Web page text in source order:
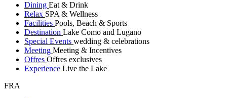
Dining Eat & Drink
Relax SPA & Wellness
Facilities Pools, Beach & Sports
Destination Lake Como and Lugano
Special Events wedding & celebrations
Meeting Meeting & Incentives
Offres Offres exclusives
Experience Live the Lake
FRA